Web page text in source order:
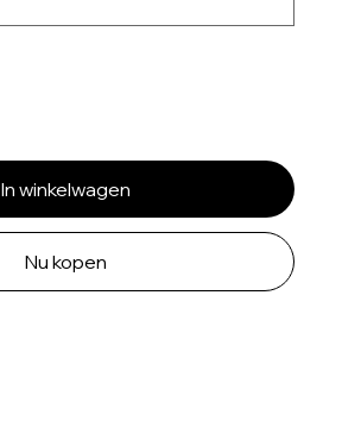
In winkelwagen
Nu kopen